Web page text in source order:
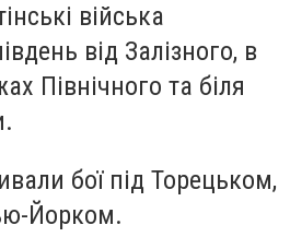
війська
від Залізного, в
Північного та біля
бої під Торецьком,
Йорком.